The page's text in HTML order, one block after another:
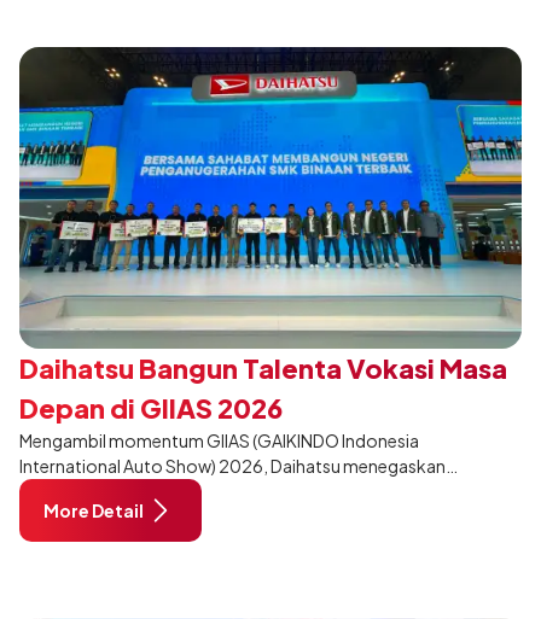
Daihatsu Bangun Talenta Vokasi Masa
Depan di GIIAS 2026
Mengambil momentum GIIAS (GAIKINDO Indonesia
International Auto Show) 2026, Daihatsu menegaskan
komitmennya dalam meningkatkan kualitas SDM (Sumber Daya
Manusia) melalui pendidikan vokasi bertema “Bersama Sahabat
Membangun Negeri”. Komitmen ini diwujudkan melalui ajang
More Detail